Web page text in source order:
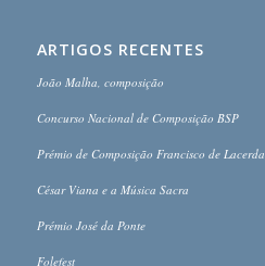
ARTIGOS RECENTES
João Malha, composição
Concurso Nacional de Composição BSP
Prémio de Composição Francisco de Lacerda
César Viana e a Música Sacra
Prémio José da Ponte
Folefest